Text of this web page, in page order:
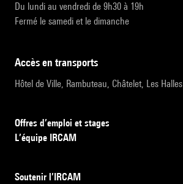
Du lundi au vendredi de 9h30 à 19h
Fermé le samedi et le dimanche
accès en transports
Hôtel de Ville, Rambuteau, Châtelet, Les Halles
Offres d’emploi et stages
L’équipe IRCAM
Soutenir l’IRCAM